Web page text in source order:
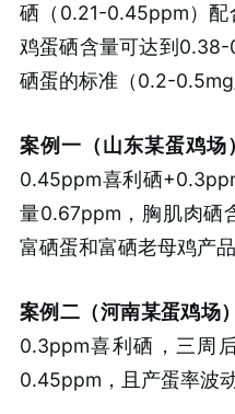
硒（0.21-0.45ppm）配
鸡蛋硒含量可达到
硒蛋的标准（0.2-
案例一（山东某蛋鸡场）
0.45ppm喜利硒
量0.67ppm，胸肌肉硒
富硒蛋和富硒老母鸡产品
案例二（河南某蛋鸡场）
0.3ppm喜利硒，三周
0.45ppm，且产蛋率波动